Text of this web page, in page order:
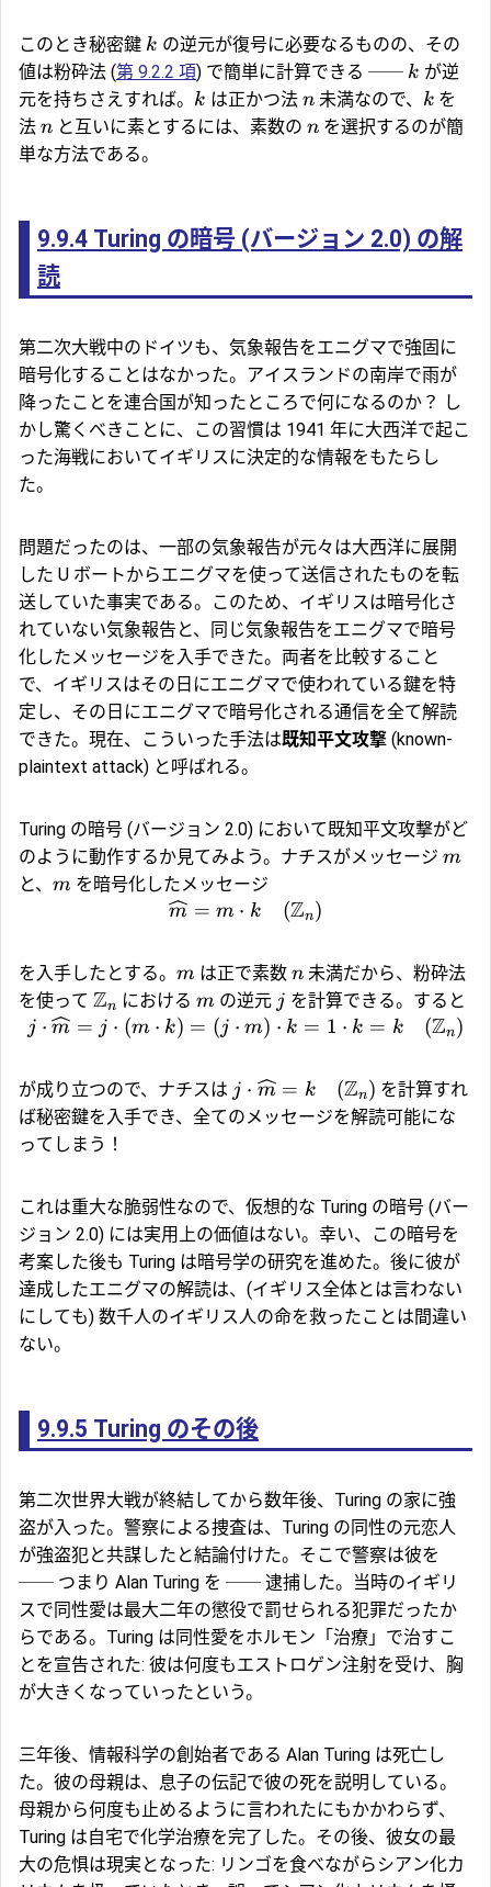
このとき秘密鍵 k の逆元が復号に必要なるものの、その
値は粉砕法 (第 9.2.2 項) で簡単に計算できる ── k が逆
元を持ちさえすれば。 k は正かつ法 n未満なので、 k を
法 n と互いに素とするには、素数の n を選択するのが簡
単な方法である。
9.9.4 Turing の暗号 (バージョン 2.0) の解
読
第二次大戦中のドイツも、気象報告をエニグマで強固に
暗号化することはなかった。アイスランドの南岸で雨が
降ったことを連合国が知ったところで何になるのか？ し
かし驚くべきことに、この習慣は 1941 年に大西洋で起こ
った海戦においてイギリスに決定的な情報をもたらし
た。
問題だったのは、一部の気象報告が元々は大西洋に展開
した U ボートからエニグマを使って送信されたものを転
送していた事実である。このため、イギリスは暗号化さ
れていない気象報告と、同じ気象報告をエニグマで暗号
化したメッセージを入手できた。両者を比較すること
で、イギリスはその日にエニグマで使われている鍵を特
定し、その日にエニグマで暗号化される通信を全て解読
できた。現在、こういった手法は既知平文攻撃 (known-
plaintext attack) と呼ばれる。
Turing の暗号 (バージョン 2.0) において既知平文攻撃がど
のように動作するか見てみよう。ナチスがメッセージ m
と、 m を暗号化したメッセージ
lm = m ⋅ k (Zn)
を入手したとする。 m は正で素数 n 未満だから、粉砕法
を使って Zn における m の逆元 j を計算できる。すると
j ⋅ lm = j ⋅ (m ⋅ k) = (j ⋅ m) ⋅ k = 1 ⋅ k = k (Zn)
が成り立つので、ナチスは j ⋅ lm = k (Zn) を計算すれ
ば秘密鍵を入手でき、全てのメッセージを解読可能にな
ってしまう！
これは重大な脆弱性なので、仮想的な Turing の暗号 (バー
ジョン 2.0) には実用上の価値はない。幸い、この暗号を
考案した後も Turing は暗号学の研究を進めた。後に彼が
達成したエニグマの解読は、(イギリス全体とは言わない
にしても) 数千人のイギリス人の命を救ったことは間違い
ない。
9.9.5 Turing のその後
第二次世界大戦が終結してから数年後、Turing の家に強
盗が入った。警察による捜査は、Turing の同性の元恋人
が強盗犯と共謀したと結論付けた。そこで警察は彼を
── つまり Alan Turing を ── 逮捕した。当時のイギリ
スで同性愛は最大二年の懲役で罰せられる犯罪だったか
らである。Turing は同性愛をホルモン「治療」で治すこ
とを宣告された: 彼は何度もエストロゲン注射を受け、胸
が大きくなっていったという。
三年後、情報科学の創始者である Alan Turing は死亡し
た。彼の母親は、息子の伝記で彼の死を説明している。
母親から何度も止めるように言われたにもかかわらず、
Turing は自宅で化学治療を完了した。その後、彼女の最
大の危惧は現実となった: リンゴを食べながらシアン化カ